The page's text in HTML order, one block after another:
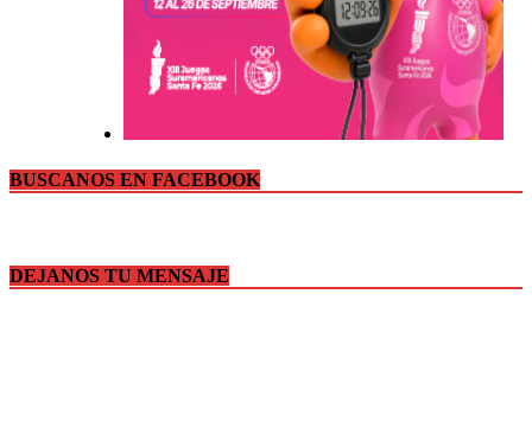
BUSCANOS EN FACEBOOK
DEJANOS TU MENSAJE